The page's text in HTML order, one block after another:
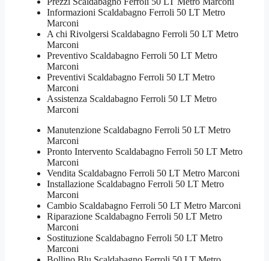
Informazioni Scaldabagno Ferroli 50 LT Metro
Marconi
A chi Rivolgersi Scaldabagno Ferroli 50 LT Metro
Marconi
Preventivo Scaldabagno Ferroli 50 LT Metro
Marconi
Preventivi Scaldabagno Ferroli 50 LT Metro
Marconi
Assistenza Scaldabagno Ferroli 50 LT Metro
Marconi
Manutenzione Scaldabagno Ferroli 50 LT Metro
Marconi
Pronto Intervento Scaldabagno Ferroli 50 LT Metro
Marconi
Vendita Scaldabagno Ferroli 50 LT Metro Marconi
Installazione Scaldabagno Ferroli 50 LT Metro
Marconi
Cambio Scaldabagno Ferroli 50 LT Metro Marconi
Riparazione Scaldabagno Ferroli 50 LT Metro
Marconi
Sostituzione Scaldabagno Ferroli 50 LT Metro
Marconi